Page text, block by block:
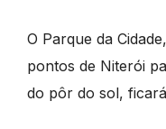
O Parque da
pontos de Niterói
do pôr do sol,